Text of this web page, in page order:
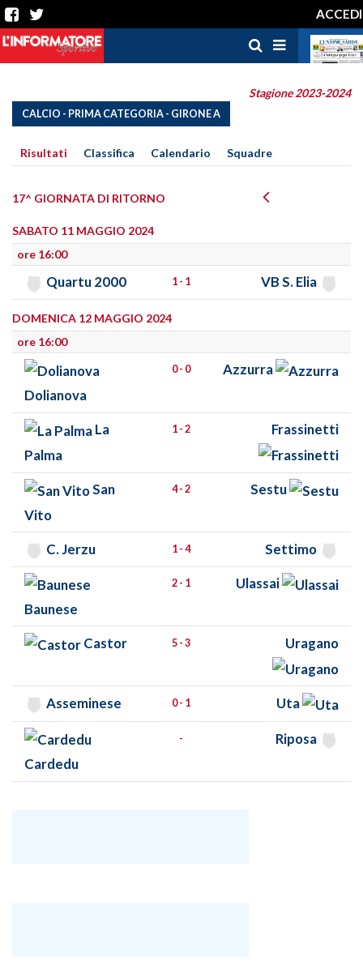
ACCEDI
Stagione 2023-2024
CALCIO - PRIMA CATEGORIA - GIRONE A
Risultati Classifica Calendario Squadre
17^ GIORNATA DI RITORNO
SABATO 11 MAGGIO 2024
ore 16:00
Quartu 2000 1 - 1 VB S. Elia
DOMENICA 12 MAGGIO 2024
ore 16:00
Dolianova
0 - 0 Azzurra
La
Palma
1 - 2 Frassinetti
San
Vito
4 - 2 Sestu
C. Jerzu 1 - 4 Settimo
Baunese
2 - 1 Ulassai
Castor 5 - 3 Uragano
Asseminese 0 - 1 Uta
Cardedu
- Riposa